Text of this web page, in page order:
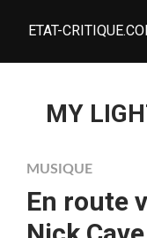
ETAT-
MY
MUSIQUE
En route